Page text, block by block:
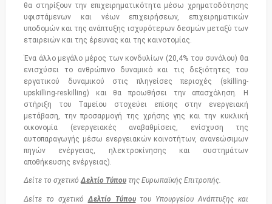
θα στηρίξουν την επιχειρηματικότητα μέσω χρηματοδότησης
υφιστάμενων και νέων επιχειρήσεων, επιχειρηματικών
υποδομών και της ανάπτυξης ισχυρότερων δεσμών μεταξύ των
εταιρειών και της έρευνας και της καινοτομίας.
Ένα άλλο μεγάλο μέρος των κονδυλίων (20,4% του συνόλου) θα
ενισχύσει το ανθρώπινο δυναμικό και τις δεξιότητες του
εργατικού δυναμικού στις πληγείσες περιοχές (skilling-
upskilling-reskilling) και θα προωθήσει την απασχόληση. Η
στήριξη του Ταμείου στοχεύει επίσης στην ενεργειακή
μετάβαση, την προσαρμογή της χρήσης γης και την κυκλική
οικονομία (ενεργειακές αναβαθμίσεις, ενίσχυση της
αυτοπαραγωγής μέσω ενεργειακών κοινοτήτων, ανανεώσιμων
πηγών ενέργειας, ηλεκτροκίνησης και συστημάτων
αποθήκευσης ενέργειας).
Δείτε το σχετικόΔελτίο Τύπου της Ευρωπαϊκής Επιτροπής.
Δείτε το σχετικό Δελτίο Τύπουτου Υπουργείου Ανάπτυξης και